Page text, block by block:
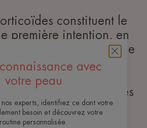
constituent le
première intention, en
de l’allergène ou de
localement,
et bien tolérés
vraiment éviter de les
par crainte, car ils sont
moins efficaces, et
avec
votre peau
experts, identifiez ce dont votre
besoin et découvrez votre
routine personnalisée.